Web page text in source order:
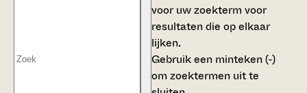
voor uw zoekterm voor
resultaten die op elkaar
lijken.
Gebruik een minteken (-)
om zoektermen uit te